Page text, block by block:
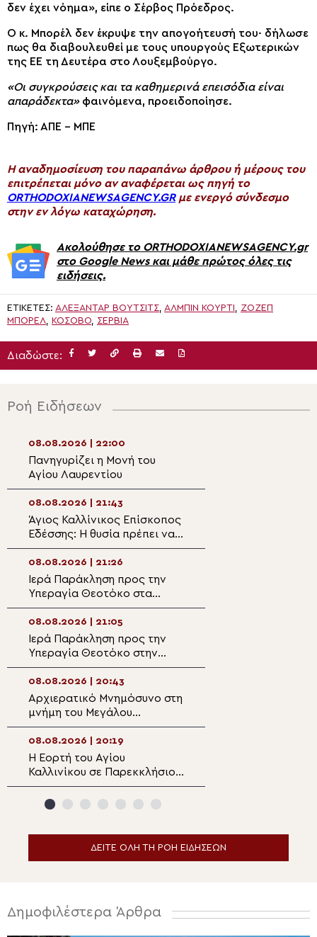
δεν έχει νόημα», είπε ο Σέρβος Πρόεδρος.
Ο κ. Μπορέλ δεν έκρυψε την απογοήτευσή του· δήλωσε
πως θα διαβουλευθεί με τους υπουργούς Εξωτερικών
της ΕΕ τη Δευτέρα στο Λουξεμβούργο.
«Οι συγκρούσεις και τα καθημερινά επεισόδια είναι
απαράδεκτα»φαινόμενα, προειδοποίησε.
Πηγή: ΑΠΕ – ΜΠΕ
H αναδημοσίευση του παραπάνω άρθρου ή μέρους του
επιτρέπεται μόνο αν αναφέρεται ως πηγή το
ORTHODOXIANEWSAGENCY.GRμε ενεργό σύνδεσμο
στην εν λόγω καταχώρηση.
Ακολούθησε το ORTHODOXIANEWSAGENCY.gr
στο Google News και μάθε πρώτος όλες τις
ειδήσεις.
ΕΤΙΚΈΤΕΣ: ΑΛΕΞΆΝΤΑΡ ΒΟΎΤΣΙΤΣ, ΑΛΜΠΊΝ ΚΟΎΡΤΙ , ΖΟΖΈΠ
ΜΠΟΡΈΛ, ΚΌΣΟΒΟ, ΣΕΡΒΊΑ
Διαδώστε:
Ροή Ειδήσεων
08.08.2026 | 22:00
Πανηγυρίζει η Μονή του
Αγίου Λαυρεντίου
08.08.2026 | 21:43
Άγιος Καλλίνικος Επίσκοπος
Εδέσσης: Η θυσία πρέπει να
διακρίνη την Αρχιερατικήν
μου ζωήν!
08.08.2026 | 21:26
Ιερά Παράκληση προς την
Υπεραγία Θεοτόκο στα
Φαβριανά Μονοφατσίου
08.08.2026 | 21:05
Ιερά Παράκληση προς την
Υπεραγία Θεοτόκο στην
Πολυθέα Πεδιάδος
08.08.2026 | 20:43
Αρχιερατικό Μνημόσυνο στη
μνήμη του Μεγάλου
Ευεργέτου των Κυθήρων
Νικολάου Τριφύλλη
08.08.2026 | 20:19
Η Εορτή του Αγίου
Καλλινίκου σε Παρεκκλήσιο
της Καστοριάς
ΔΕΙΤΕ ΟΛΗ ΤΗ ΡΟΗ ΕΙΔΗΣΕΩΝ
Δημοφιλέστερα Άρθρα